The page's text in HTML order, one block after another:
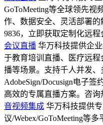
GoToMeeting等全球领先视
作、数据安全、灵活部署的
9836，立即获取定制化远程
会议直播 华万科技提供企
于教育培训直播、医疗远
播等场景。支持千人并发
AdobeSign/Docusign电子
高效的专属直播方案。咨询
音视频集成 华万科技提供
议/Webex/GoToMeeting等